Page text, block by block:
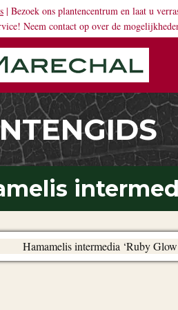
| Bezoek ons plantencentrum en laat u
Neem contact op over de